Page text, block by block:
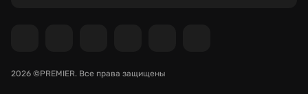
2026 ©PREMIER. Все права защищены